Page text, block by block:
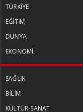
TÜRKİYE
EĞİTİM
DÜNYA
EKONOMİ
SAĞLIK
BİLİM
KÜLTÜR-SANAT